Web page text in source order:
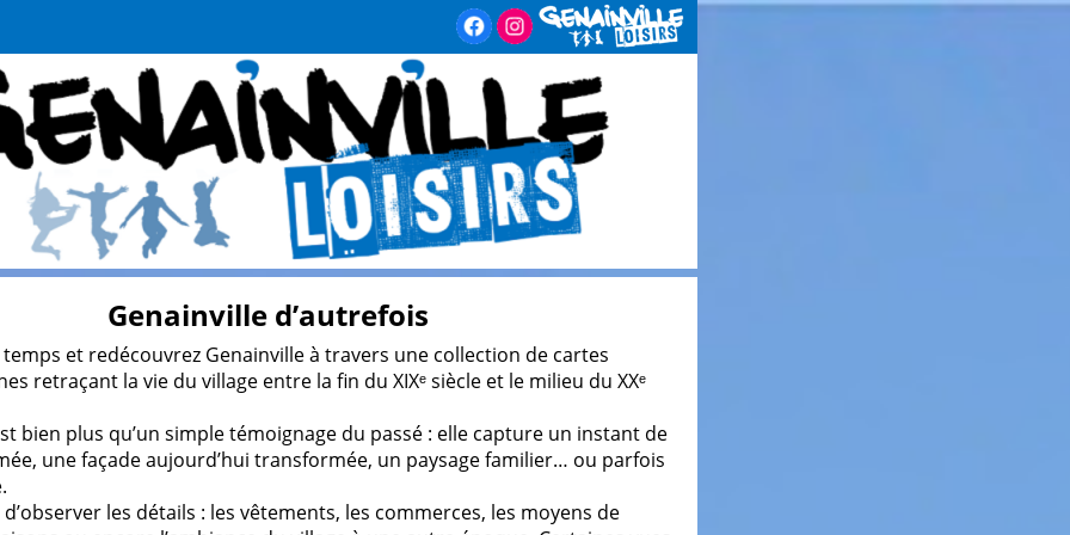
Genainville d’autrefois
temps et redécouvrez Genainville à travers une collection de cartes
retraçant la vie du village entre la fin du XIXᵉ siècle et le milieu du XXᵉ
bien plus qu’un simple témoignage du passé : elle capture un instant de
une façade aujourd’hui transformée, un paysage familier… ou parfois
les détails : les vêtements, les commerces, les moyens de